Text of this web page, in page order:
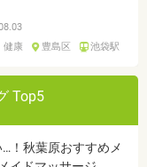
健康
豊島区 池袋駅
Top5
！秋葉原おすすめメ